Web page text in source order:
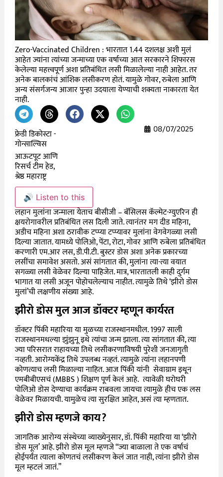
Zero-Vaccinated Children : भारतात 1.44 दशलक्ष अशी मुलं
आहेत ज्यांना त्यांच्या जन्माच्या एक वर्षाच्या आत सरकारने शिफारस
केलेल्या महत्त्वपूर्ण अशा प्रतिबंधित लसी मिळालेल्या नाही आहेत. तर
अनेक बालकांचं आंशिक लसीकरण होतं. यामुळे गोवर, रुबेला आणि
अन्य संसर्गजन्य आजार पुन्हा उदयाला येण्याची शक्यता नाकारता येत
नाही.
फ्रेडी डिकोस्टा -
गोन्साल्विस
आऊटपूट आणि
रिसर्च टीम हेड,
श्रेष्ठ महाराष्ट्र
08/07/2025
🔊 Listen to this
लहान मुलांना जन्माला येताच बीसीजी –बॅसिलस कॅल्मेट-ग्युएरिन ही
क्षयरोगावरील प्रतिबंधित लस दिली जाते. त्यानंतर मग दीड महिना,
अडीच महिना अशा ठरावीक टप्प्या टप्प्यावर मुलांना वेगवेगळ्या लसी
दिल्या जातात. यामध्ये पोलिओ, पेंटा, रोटा, गोवर आणि रुबेला प्रतिबंधित
करणारी एम.आर लस, डी.पी.टी. बुस्टर डोस अशा अनेक प्रकारच्या
लसींचा समावेश असतो. असं सांगतात की, मुलांना त्या-त्या वयात
सगळ्या लसी वेळेवर दिल्या पाहिजेत. मात्र, भारतातली काही दुर्गम
भागात या लसी अजून पोहोचलेल्याच नाहीत. त्यामुळे तिथे ‘झीरो डोस
मुलां’ची लक्षणीय संख्या आहे.
झीरो डोस मुल आज डॉक्टर म्हणून कार्यरत
डॉक्टर पिंकी महारिया या मुळच्या राजस्थानमधील. 1997 साली
राजस्थानमधल्याझुंझुनू इथे त्यांचा जन्म झाला. त्या सांगतात की, त्या
ज्या परिसरात राहायच्या तिथे लसीकरणाविषयी पुरेशी जनजागृती
नव्हती. आरोग्यकेंद्र तिथे उपलब्ध नव्हतं. त्यामुळे त्यांना लहानपणी
कोणत्याच लसी मिळाल्या नाहित. आज पिंकी यांनी सेवाग्राम इथून
एमबीबीएसचं (MBBS )शिक्षण पूर्ण केलं आहे. त्यावेळी घरोघरी
पोलिओ डोस देण्याचा कार्यक्रम राबवला जायचा त्यामुळे हीच एक लस
वेळेवर मिळायची. यामुळेच त्या सुरक्षित आहेत, असं त्या म्हणतात.
झीरो डोस म्हणजे काय?
जागतिक आरोग्य संस्थेच्या व्याख्येनुसार, डॉ. पिंकी महारिया या ‘झीरो
डोस मूल’ आहे. झीरो डोस मूल म्हणजे “ज्या बाळाला ते एक वर्षाचं
होईपर्यंत त्याला कोणतचं लसीकरण केलं जात नाही, त्यांना झीरो डोस
मूल म्हटलं जातं.”